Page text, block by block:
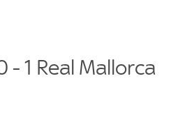
- 1 Real Mallorca